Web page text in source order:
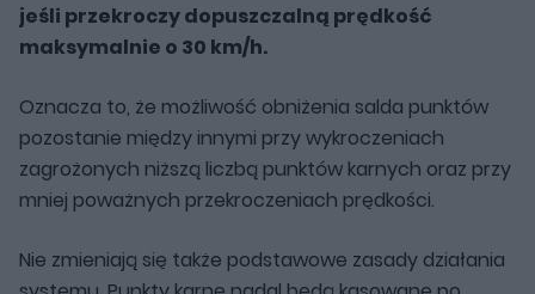
jeśli przekroczy dopuszczalną prędkość
maksymalnie o 30 km/h.
Oznacza to, że możliwość obniżenia salda punktów
pozostanie między innymi przy wykroczeniach
zagrożonych niższą liczbą punktów karnych oraz przy
mniej poważnych przekroczeniach prędkości.
Nie zmieniają się także podstawowe zasady działania